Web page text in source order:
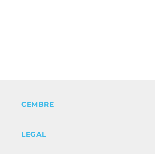
CEMBRE
Certificaciones
LEGAL